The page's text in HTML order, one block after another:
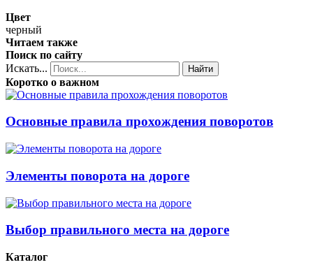
Цвет
черный
Читаем также
Поиск по сайту
Искать...
Найти
Коротко о важном
Основные правила прохождения поворотов
Элементы поворота на дороге
Выбор правильного места на дороге
Каталог